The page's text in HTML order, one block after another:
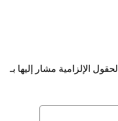
الحقول الإلزامية مشار إليها بـ